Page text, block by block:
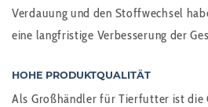
Verdauung und den Stoffwechsel
eine langfristige Verbesserung der
HOHE PRODUKTQUALITÄT
Als Großhändler für Tierfutter ist die